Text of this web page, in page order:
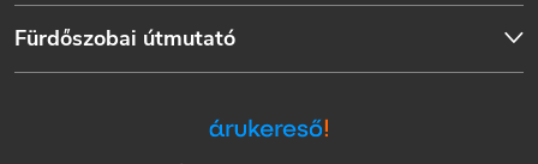
Fürdőszobai útmutató